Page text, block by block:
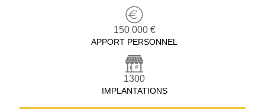
150 000 €
APPORT PERSONNEL
1300
IMPLANTATIONS